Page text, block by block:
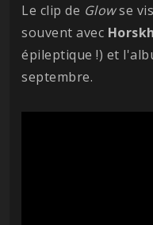
Le clip de Glowse
souvent avec Horskh
épileptique !) et
septembre.